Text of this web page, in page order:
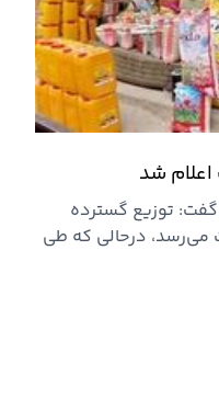
شد
گفت: توزیع گسترده
می‌رسد، درحالی که طی